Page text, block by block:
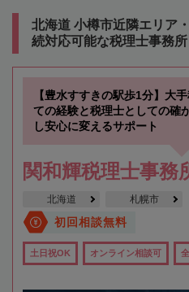
北海道 小樽市近隣エリア
続対応可能な税理士事務所
【豊水すすきの駅歩1分】大
ての経験と税理士としての確
し安心に変えるサポート
関和輝税理士事務
北海道 札幌市
初回相談無料
土日祝OK オンライン相談可